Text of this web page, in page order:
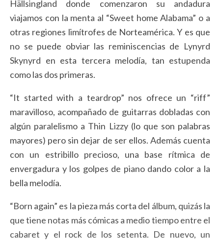
Hällsingland donde comenzaron su andadura
viajamos con la menta al “Sweet home Alabama” o a
otras regiones limítrofes de Norteamérica. Y es que
no se puede obviar las reminiscencias de Lynyrd
Skynyrd en esta tercera melodía, tan estupenda
como las dos primeras.
“It started with a teardrop” nos ofrece un “riff”
maravilloso, acompañado de guitarras dobladas con
algún paralelismo a Thin Lizzy (lo que son palabras
mayores) pero sin dejar de ser ellos. Además cuenta
con un estribillo precioso, una base rítmica de
envergadura y los golpes de piano dando color a la
bella melodía.
“Born again” es la pieza más corta del álbum, quizás la
que tiene notas más cómicas a medio tiempo entre el
cabaret y el rock de los setenta. De nuevo, un